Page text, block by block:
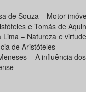
de Souza – Motor
e Tomás de
Lima – Natureza e
de Aristóteles
– A influência